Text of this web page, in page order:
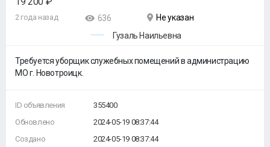
2 года назад 636
Не указан
Гузаль Наильевна
Требуется уборщик служебных помещений в администрацию
МО г. Новотроицк.
ID объявления
Обновлено
Создано
355400
2024-05-19 08:37:44
2024-05-19 08:37:44